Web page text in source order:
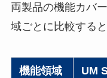
両製品の機能カバ
域ごとに比較する
機能領域 UM